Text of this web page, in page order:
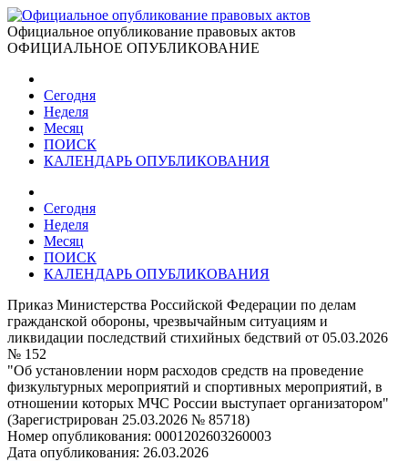
Официальное опубликование правовых актов
ОФИЦИАЛЬНОЕ ОПУБЛИКОВАНИЕ
Сегодня
Неделя
Месяц
ПОИСК
КАЛЕНДАРЬ ОПУБЛИКОВАНИЯ
Сегодня
Неделя
Месяц
ПОИСК
КАЛЕНДАРЬ ОПУБЛИКОВАНИЯ
Приказ Министерства Российской Федерации по делам
гражданской обороны, чрезвычайным ситуациям и
ликвидации последствий стихийных бедствий от 05.03.2026
№ 152
"Об установлении норм расходов средств на проведение
физкультурных мероприятий и спортивных мероприятий, в
отношении которых МЧС России выступает организатором"
(Зарегистрирован 25.03.2026 № 85718)
Номер опубликования: 0001202603260003
Дата опубликования: 26.03.2026